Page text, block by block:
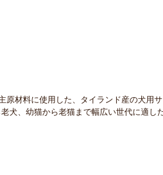
材料に使用した、タイランド産の犬用
、幼猫から老猫まで幅広い世代に適し